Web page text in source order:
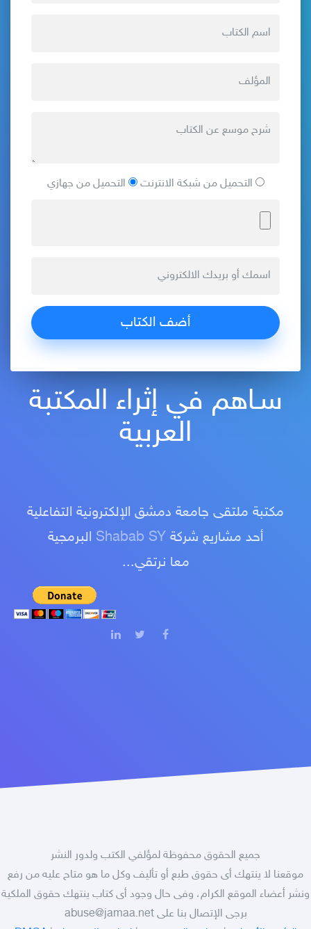
التحميل من شبكة الانترنت التحميل من جهازي
سـاهم في إثراء المكتبة
العربية
مكتبة ملتقى جامعة دمشق الإلكترونية التفاعلية
أحد مشاريع شركة Shabab SY البرمجية
معا نرتقي...
جميع الحقوق محفوظة لمؤلفي الكتب ولدور النشر
موقعنا لا ينتهك أى حقوق طبع أو تأليف وكل ما هو متاح عليه من رفع
ونشر أعضاء الموقع الكرام، وفى حال وجود أى كتاب ينتهك حقوق الملكية
برجى الإتصال بنا علىabuse@jamaa.net